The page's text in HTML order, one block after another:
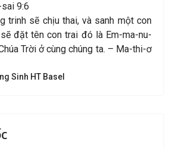
sai 9:6
trinh sẽ chịu thai, và sanh một con
đặt tên con trai đó là Em-ma-nu-
Trời ở cùng chúng ta. – Ma-thi-ơ
Sinh HT Basel